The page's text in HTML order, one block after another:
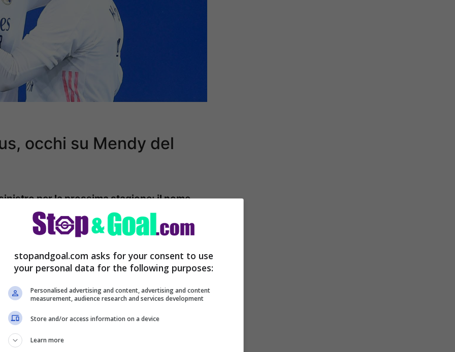
occhi su Mendy del
per la prossima stagione: il nome
del Real Madrid.L’esterno francese è in
a dimostrare a pieno il suo valore ed è
stopandgoal.com asks for your consent to use
your personal data for the following purposes:
Personalised advertising and content, advertising and content
measurement, audience research and services development
Store and/or access information on a device
Learn more